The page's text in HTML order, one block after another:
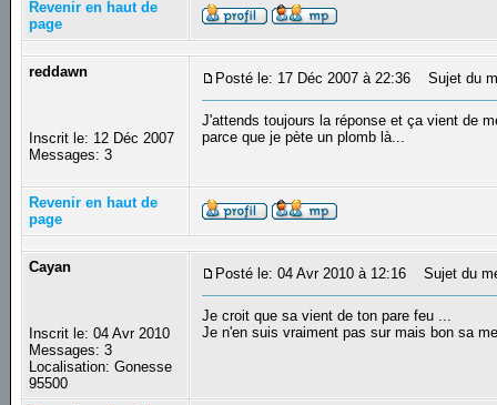
Revenir en haut de
page
reddawn
Inscrit le: 12 Déc 2007
Messages: 3
Posté le: 17 Déc 2007 à 22:36 Sujet du
J'attends toujours la réponse et ça vient de
parce que je pète un plomb là...
Revenir en haut de
page
Cayan
Inscrit le: 04 Avr 2010
Messages: 3
Localisation: Gonesse
95500
Posté le: 04 Avr 2010 à 12:16 Sujet du
Je croit que sa vient de ton pare feu ...
Je n'en suis vraiment pas sur mais bon sa